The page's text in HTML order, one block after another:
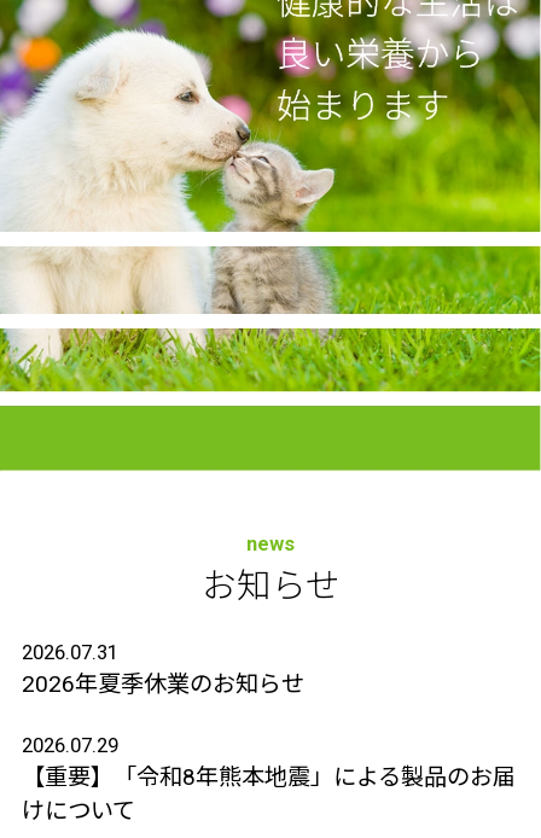
news
お知らせ
2026.07.31
2026年夏季休業のお知らせ
2026.07.29
【重要】「令和8年熊本地震」による製品のお届
けについて